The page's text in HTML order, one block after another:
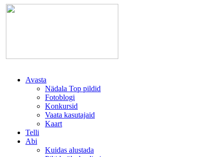
Avasta
Nädala Top pildid
Fotoblogi
Konkursid
Vaata kasutajaid
Kaart
Telli
Abi
Kuidas alustada